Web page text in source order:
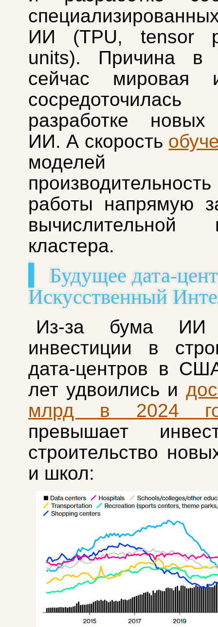
ИИ (TPU, tensor
units). Причина в
сейчас мировая
разработке
ИИ. А скорость
работы напрямую
вычислительной
кластера.
▍ Будущее дата-
Искусственный
Из-за бума ИИ
инвестиции в
дата-центров в
лет удвоились и
млрд в 2024
превышает
строительство
и школ: